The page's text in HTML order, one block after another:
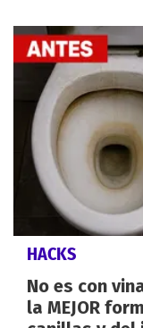
HACKS
No es con
la MEJOR